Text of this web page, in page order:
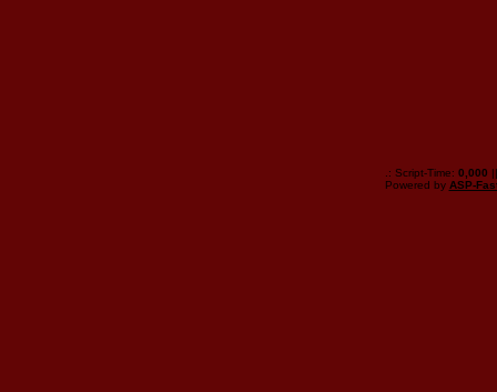
.: Script-Time: 0,000
Powered by ASP-